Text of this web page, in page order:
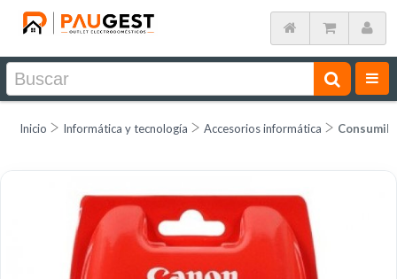
Inicio Informática y tecnología Accesorios informática